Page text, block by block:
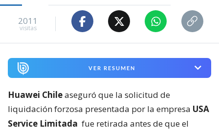
2011
visitas
VER RESUMEN
Huawei Chileaseguró que la solicitud de
liquidación forzosa presentada por la empresa USA
Service Limitada fue retirada antes de que el